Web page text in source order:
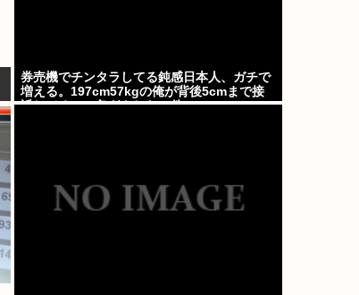
券売機でチンタラしてる鈍感日本人、ガチで
増える。197cm57kgの俺が背後5cmまで接
近してるのに急ぎもしない件。